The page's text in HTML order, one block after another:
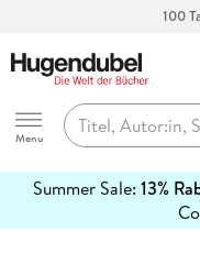
100
Hugendubel
Menu
Summer Sale: 13%
erfahren